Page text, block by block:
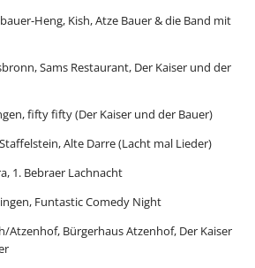
Heng, Kish, Atze Bauer & die Band mit
Sams Restaurant, Der Kaiser und der
fifty fifty (Der Kaiser und der Bauer)
Alte Darre (Lacht mal Lieder)
1. Bebraer Lachnacht
Funtastic Comedy Night
Atzenhof, Bürgerhaus Atzenhof, Der Kaiser